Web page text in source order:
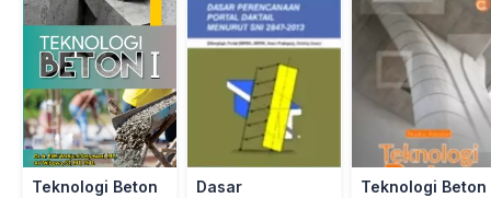
Teknologi Beton
Dasar
Teknologi Beton